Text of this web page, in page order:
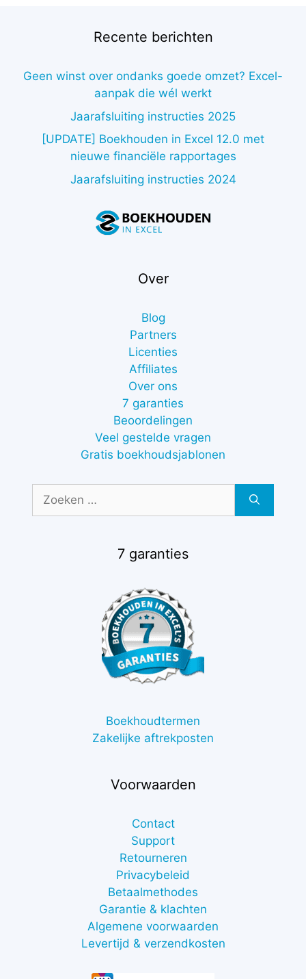
Recente berichten
Geen winst over ondanks goede omzet? Excel-
aanpak die wél werkt
Jaarafsluiting instructies 2025
[UPDATE] Boekhouden in Excel 12.0 met
nieuwe financiële rapportages
Jaarafsluiting instructies 2024
Over
Blog
Partners
Licenties
Affiliates
Over ons
7 garanties
Beoordelingen
Veel gestelde vragen
Gratis boekhoudsjablonen
naar:
7 garanties
Boekhoudtermen
Zakelijke aftrekposten
Voorwaarden
Contact
Support
Retourneren
Privacybeleid
Betaalmethodes
Garantie & klachten
Algemene voorwaarden
Levertijd & verzendkosten